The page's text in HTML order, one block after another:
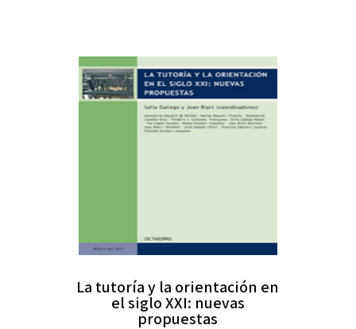
La tutoría y la orientación en
el siglo XXI: nuevas
propuestas